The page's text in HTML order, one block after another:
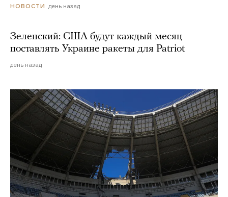
НОВОСТИ день назад
Зеленский: США будут каждый месяц
поставлять Украине ракеты для Patriot
день назад